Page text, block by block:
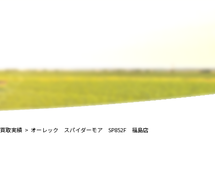
買取実績 オーレック スパイダーモア SP852F 福島店